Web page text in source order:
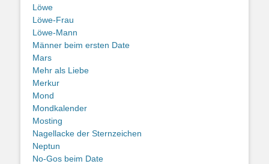
Löwe
Löwe-Frau
Löwe-Mann
Männer beim ersten Date
Mars
Mehr als Liebe
Merkur
Mond
Mondkalender
Mosting
Nagellacke der Sternzeichen
Neptun
No-Gos beim Date